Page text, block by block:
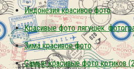
Индонезия красивое фото
Красивые фото лягушек.
Зима красивое фото
Самые красивые фото котиков